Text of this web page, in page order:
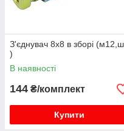
З'єднувач 8х8 в зборі
)
В наявності
144 ₴/комплект
Купити